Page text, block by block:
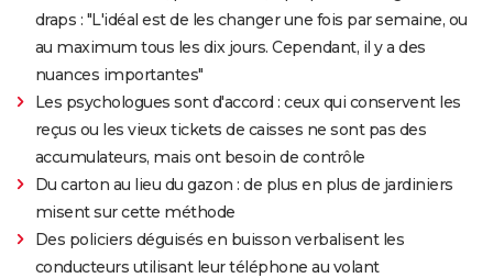
draps : "L'idéal est de les changer une fois par semaine, ou
au maximum tous les dix jours. Cependant, il y a des
nuances importantes"
Les psychologues sont d'accord : ceux qui conservent les
reçus ou les vieux tickets de caisses ne sont pas des
accumulateurs, mais ont besoin de contrôle
Du carton au lieu du gazon : de plus en plus de jardiniers
misent sur cette méthode
Des policiers déguisés en buisson verbalisent les
conducteurs utilisant leur téléphone au volant